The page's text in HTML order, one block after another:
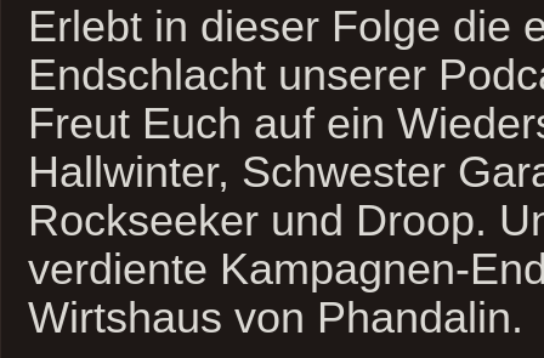
Erlebt in dieser Folge die
Endschlacht unserer
Freut Euch auf ein
Hallwinter, Schwester
Rockseeker und Droop.
verdiente Kampagnen-
Wirtshaus von Phandalin.